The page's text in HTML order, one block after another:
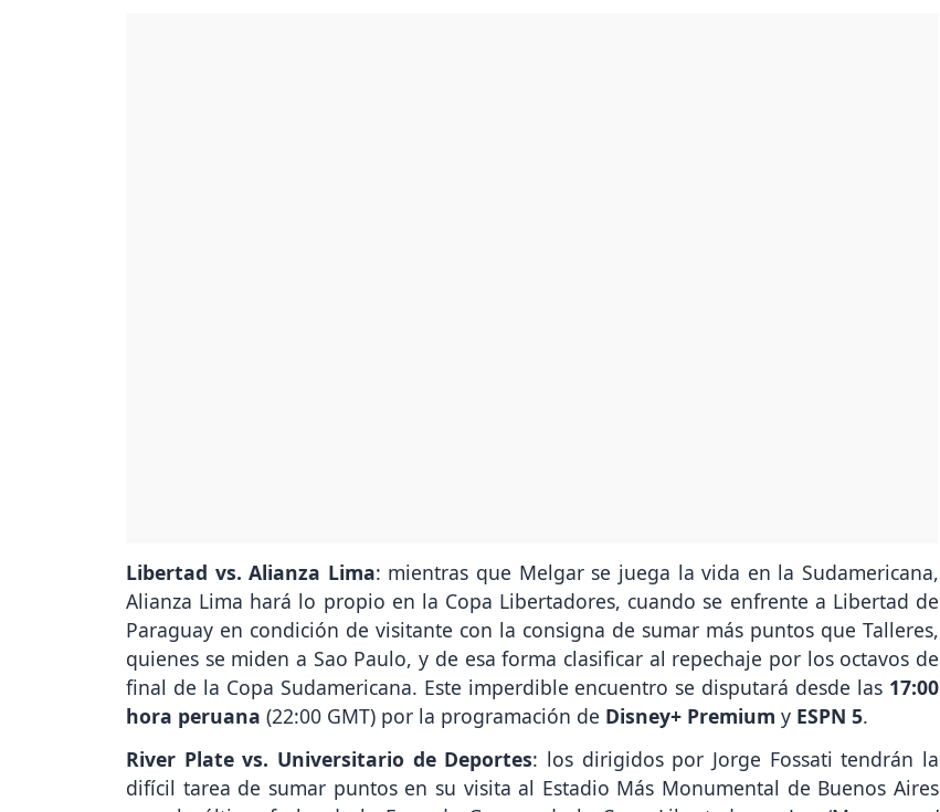
Libertad vs. Alianza Lima: mientras que Melgar se juega la vida en la Sudamericana,
Alianza Lima hará lo propio en la Copa Libertadores, cuando se enfrente a Libertad de
Paraguay en condición de visitante con la consigna de sumar más puntos que Talleres,
quienes se miden a Sao Paulo, y de esa forma clasificar al repechaje por los octavos de
final de la Copa Sudamericana. Este imperdible encuentro se disputará desde las 17:00
hora peruana (22:00 GMT) por la programación de Disney+ Premium y ESPN 5.
River Plate vs. Universitario de Deportes: los dirigidos por Jorge Fossati tendrán la
difícil tarea de sumar puntos en su visita al Estadio Más Monumental de Buenos Aires